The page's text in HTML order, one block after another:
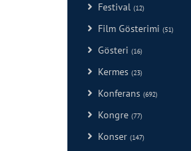
Festival (12)
Film Gösterimi (51)
Gösteri (16)
Kermes (23)
Konferans (692)
Kongre (77)
Konser (147)